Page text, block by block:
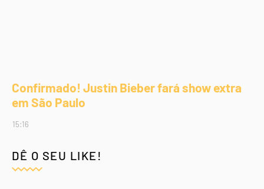
Confirmado! Justin Bieber fará show extra
em São Paulo
15:16
DÊ O SEU LIKE!